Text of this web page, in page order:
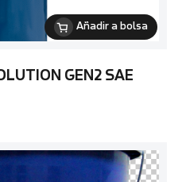
Añadir a bolsa
GEN2 SAE